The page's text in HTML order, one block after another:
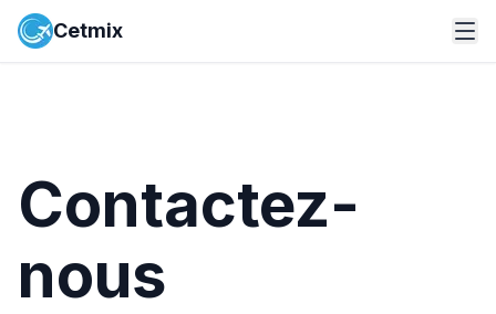
Cetmix
Contactez-
nous